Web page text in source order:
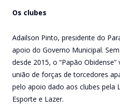
Os clubes
Adailson Pinto, presidente do
apoio do Governo Municipal.
desde 2015, o “Papão
união de forças de torcedores
pelo apoio dado aos clubes pela
Esporte e Lazer.